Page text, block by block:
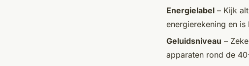
Energielabel – Kijk
energierekening en
Geluidsniveau –
apparaten rond de